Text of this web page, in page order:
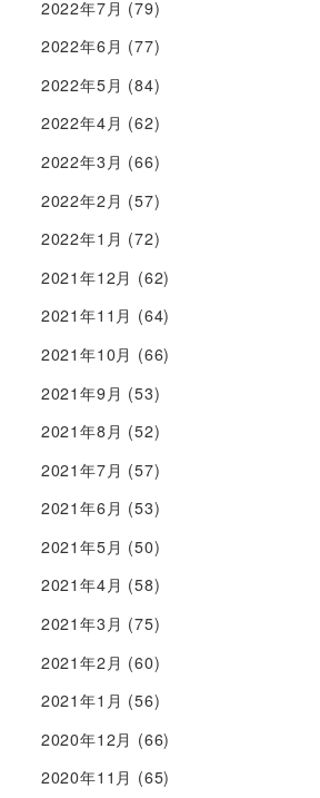
2022年7月 (79)
2022年6月 (77)
2022年5月 (84)
2022年4月 (62)
2022年3月 (66)
2022年2月 (57)
2022年1月 (72)
2021年12月 (62)
2021年11月 (64)
2021年10月 (66)
2021年9月 (53)
2021年8月 (52)
2021年7月 (57)
2021年6月 (53)
2021年5月 (50)
2021年4月 (58)
2021年3月 (75)
2021年2月 (60)
2021年1月 (56)
2020年12月 (66)
2020年11月 (65)